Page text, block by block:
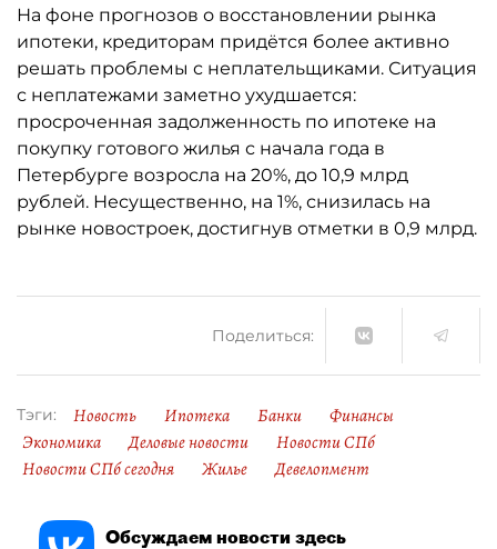
На фоне прогнозов о восстановлении рынка
ипотеки, кредиторам придётся более активно
решать проблемы с неплательщиками. Ситуация
с неплатежами заметно ухудшается:
просроченная задолженность по ипотеке на
покупку готового жилья с начала года в
Петербурге возросла на 20%, до 10,9 млрд
рублей. Несущественно, на 1%, снизилась на
рынке новостроек, достигнув отметки в 0,9 млрд.
Поделиться:
Тэги: Новость Ипотека Банки
Финансы
Экономика
Деловые новости
Новости СПб
Новости СПб сегодня
Жилье Девелопмент
Обсуждаем новости здесь